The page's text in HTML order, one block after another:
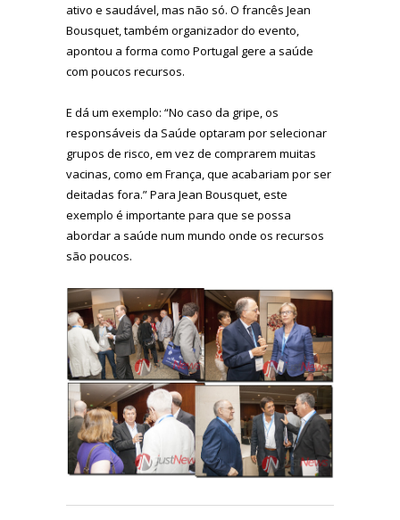
ativo e saudável, mas não só. O francês Jean
Bousquet, também organizador do evento,
apontou a forma como Portugal gere a saúde
com poucos recursos.
E dá um exemplo: “No caso da gripe, os
responsáveis da Saúde optaram por selecionar
grupos de risco, em vez de comprarem muitas
vacinas, como em França, que acabariam por ser
deitadas fora.” Para Jean Bousquet, este
exemplo é importante para que se possa
abordar a saúde num mundo onde os recursos
são poucos.